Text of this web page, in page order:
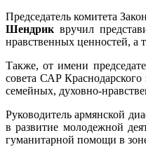
Председатель комитета
Шендриквручил
нравственных ценностей, а
Также, от имени
совета САР Краснодарского
семейных, духовно-
Руководитель армянской
в развитие молодежной
гуманитарной помощи в